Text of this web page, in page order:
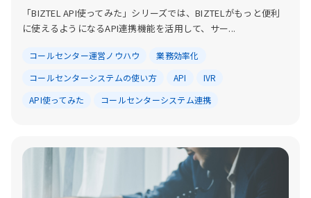
「BIZTEL API使ってみた」シリーズでは、BIZTELがもっと便利
に使えるようになるAPI連携機能を活用して、サー...
コールセンター運営ノウハウ
業務効率化
コールセンターシステムの使い方
API
IVR
API使ってみた
コールセンターシステム連携